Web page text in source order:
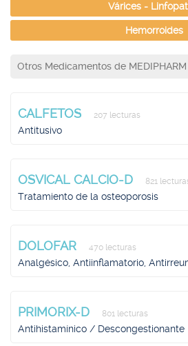
Várices -
Hemorroides
Otros Medicamentos de MEDIPHARM
CALFETOS 207 lecturas
Antitusivo
OSVICAL CALCIO-D 821
Tratamiento de la osteoporosis
DOLOFAR 470 lecturas
Analgésico, Antiinflamatorio,
PRIMORIX-D 801 lecturas
Antihistamínico / Descongestionante